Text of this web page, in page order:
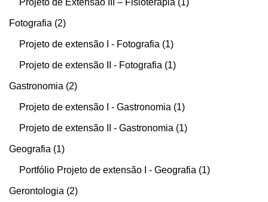
Projeto de Extensão III – Fisioterapia 1
Fotografia 2
Projeto de extensão I - Fotografia 1
Projeto de extensão II - Fotografia 1
Gastronomia 2
Projeto de extensão I - Gastronomia 1
Projeto de extensão II - Gastronomia 1
Geografia 1
Portfólio Projeto de extensão I - Geografia 1
Gerontologia 2